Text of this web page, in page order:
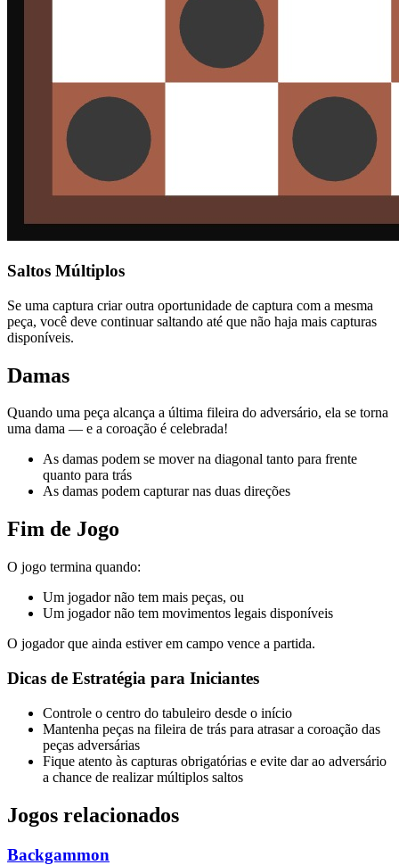
Saltos Múltiplos
Se uma captura criar outra oportunidade de captura com a mesma
peça, você deve continuar saltando até que não haja mais capturas
disponíveis.
Damas
Quando uma peça alcança a última fileira do adversário, ela se torna
uma dama — e a coroação é celebrada!
As damas podem se mover na diagonal tanto para frente
quanto para trás
As damas podem capturar nas duas direções
Fim de Jogo
O jogo termina quando:
Um jogador não tem mais peças, ou
Um jogador não tem movimentos legais disponíveis
O jogador que ainda estiver em campo vence a partida.
Dicas de Estratégia para Iniciantes
Controle o centro do tabuleiro desde o início
Mantenha peças na fileira de trás para atrasar a coroação das
peças adversárias
Fique atento às capturas obrigatórias e evite dar ao adversário
a chance de realizar múltiplos saltos
Jogos relacionados
Backgammon